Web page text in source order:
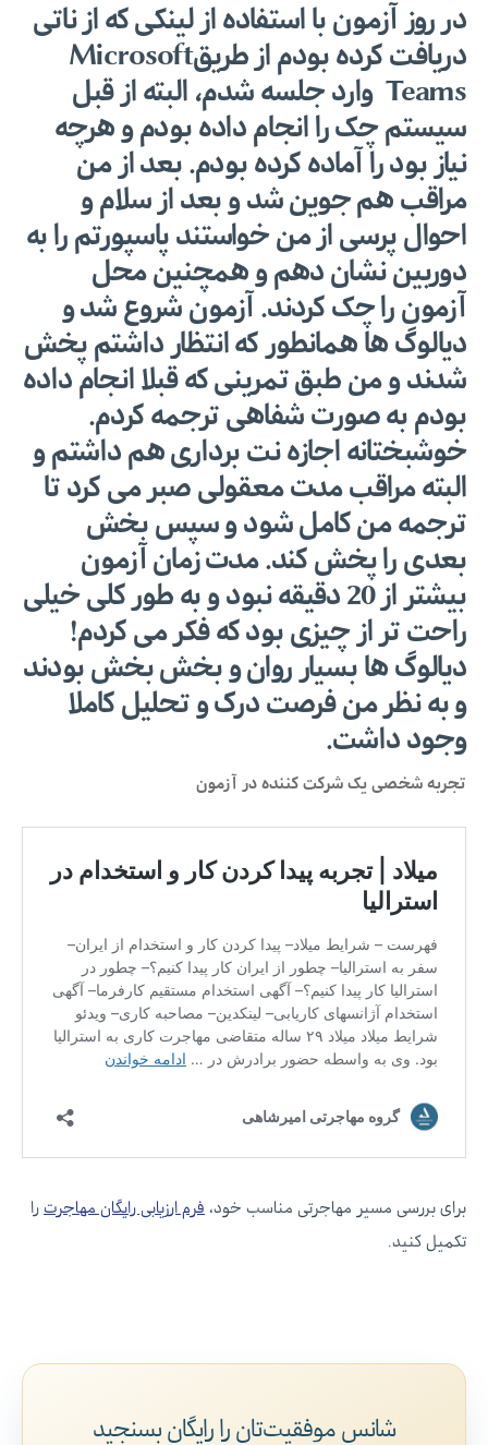
در روز آزمون با استفاده از لینکی که از ناتی
دریافت کرده بودم از طریقMicrosoft
Teams وارد جلسه شدم، البته از قبل
سیستم چک را انجام داده بودم و هرچه
نیاز بود را آماده کرده بودم. بعد از من
مراقب هم جوین شد و بعد از سلام و
احوال پرسی از من خواستند پاسپورتم را به
دوربین نشان دهم و همچنین محل
آزمون را چک کردند. آزمون شروع شد و
دیالوگ ها همانطور که انتظار داشتم پخش
شدند و من طبق تمرینی که قبلا انجام داده
بودم به صورت شفاهی ترجمه کردم.
خوشبختانه اجازه نت برداری هم داشتم و
البته مراقب مدت معقولی صبر می کرد تا
ترجمه من کامل شود و سپس بخش
بعدی را پخش کند. مدت زمان آزمون
بیشتر از 20 دقیقه نبود و به طور کلی خیلی
راحت تر از چیزی بود که فکر می کردم!
دیالوگ ها بسیار روان و بخش بخش بودند
و به نظر من فرصت درک و تحلیل کاملا
وجود داشت.
تجربه شخصی یک شرکت کننده در آزمون
برای بررسی مسیر مهاجرتی مناسب خود، فرم ارزیابی رایگان مهاجرت را
تکمیل کنید.
شانس موفقیت‌تان را رایگان بسنجید